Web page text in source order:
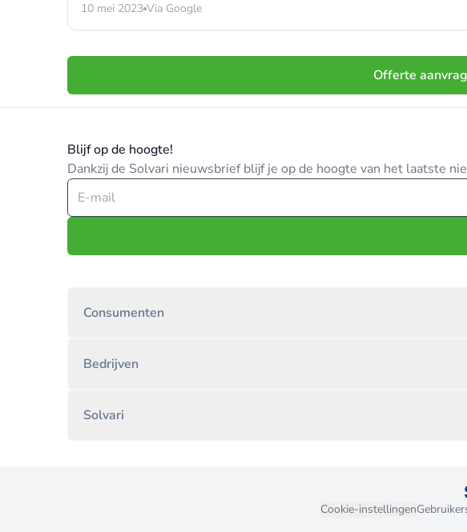
10 mei 2023 Via Google
Offerte
Blijf op de hoogte!
Dankzij de Solvari nieuwsbrief blijf je op de hoogte van het laatste
Consumenten
Bedrijven
Solvari
Cookie-instellingen